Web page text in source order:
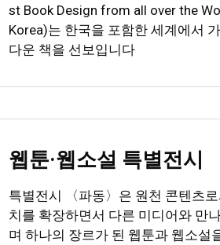
st Book Design from all over the
Korea)는 한국을 포함한 세계에서
다운 책을 선보입니다
웹툰·웹소설 특별전시
특별전시 〈파동〉은 원천 콘텐츠
치를 확장하면서 다른 미디어와 만
며 하나의 장르가 된 웹툰과 웹소설